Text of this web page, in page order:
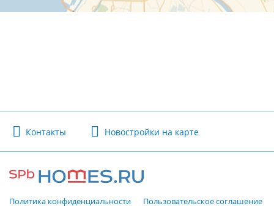
Контакты Новостройки на карте
Политика конфиденциальности Пользовательское соглашение